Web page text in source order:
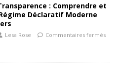
: Comprendre et
Déclaratif Moderne
Lesa Rose Commentaires fermés